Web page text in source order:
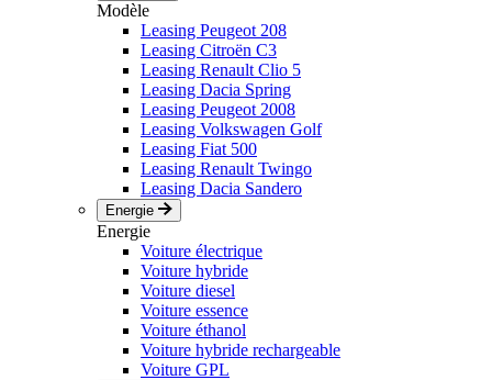
Modèle
Leasing Peugeot 208
Leasing Citroën C3
Leasing Renault Clio 5
Leasing Dacia Spring
Leasing Peugeot 2008
Leasing Volkswagen Golf
Leasing Fiat 500
Leasing Renault Twingo
Leasing Dacia Sandero
Energie
Energie
Voiture électrique
Voiture hybride
Voiture diesel
Voiture essence
Voiture éthanol
Voiture hybride rechargeable
Voiture GPL